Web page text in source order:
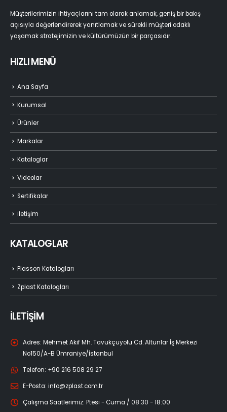
Müşterilerimizin ihtiyaçlarını tam olarak anlamak, geniş bir bakış
açısıyla değerlendirerek yanıtlamak ve sürekli müşteri odaklı
yaşamak stratejimizin ve kültürümüzün bir parçasıdır.
HIZLI MENÜ
Ana Sayfa
Kurumsal
Ürünler
Markalar
Kataloglar
Videolar
Sertifikalar
İletişim
KATALOGLAR
Plasson Katalogları
Zplast Katalogları
İLETİŞİM
Adres: Mehmet Akif Mh. Tavukçuyolu Cd. Altunlar İş Merkezi
No150/A-B Ümraniye/İstanbul
Telefon: +90 216 508 29 27
E-Posta: info@zplast.com.tr
Çalışma Saatlerimiz: Ptesi - Cuma / 08:30 - 18:00